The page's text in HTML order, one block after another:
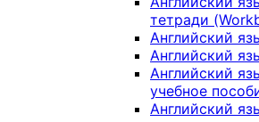
тетради
Английский
Английский
Английский
учебное
Английский